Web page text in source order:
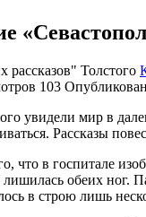
103
увидели мир в
Рассказы
что в госпитале
лишилась обеих
в строю лишь